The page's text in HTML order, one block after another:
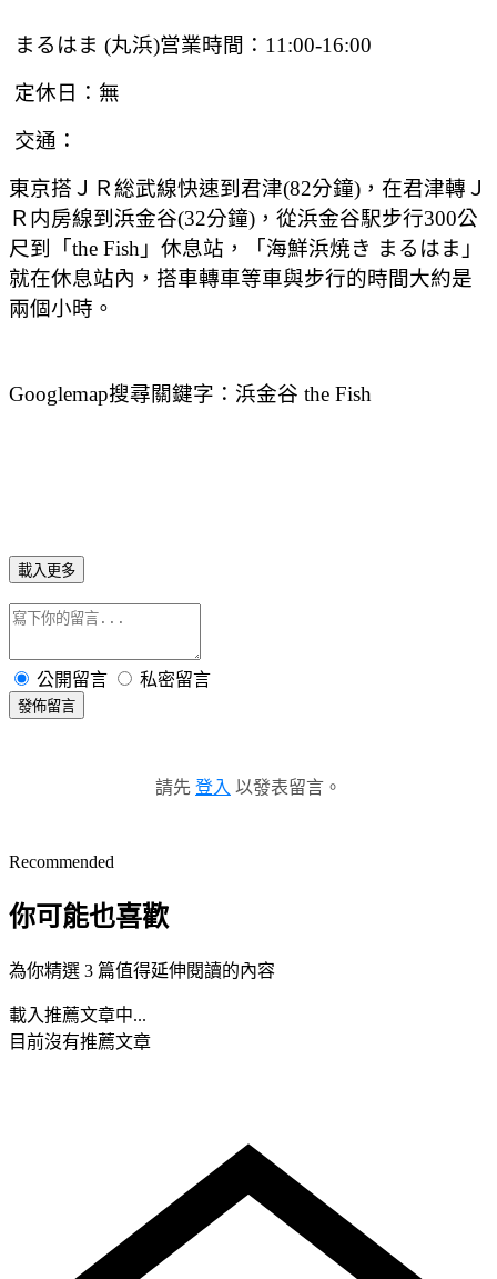
まるはま (丸浜)営業時間： 11:00-16:00
定休日：無
交通：
東京搭ＪＲ総武線快速到君津(82分鐘) ，在君津轉Ｊ
Ｒ内房線到浜金谷(32分鐘)，從浜金谷駅步行300公
尺到「 the Fish 」休息站，「海鮮浜焼き まるはま」
就在休息站內，搭車轉車等車與步行的時間大約是
兩個小時。
Googlemap搜尋關鍵字：浜金谷 the Fish
載入更多
公開留言 私密留言
發佈留言
請先 登入 以發表留言。
Recommended
你可能也喜歡
為你精選 3 篇值得延伸閱讀的內容
載入推薦文章中...
目前沒有推薦文章